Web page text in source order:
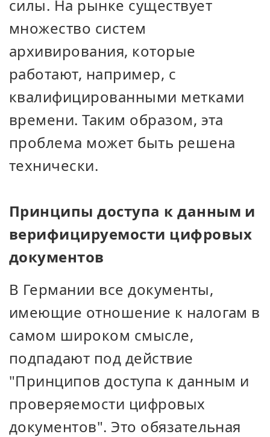
силы. На рынке существует
множество систем
архивирования, которые
работают, например, с
квалифицированными метками
времени. Таким образом, эта
проблема может быть решена
технически.
Принципы доступа к данным и
верифицируемости цифровых
документов
В Германии все документы,
имеющие отношение к налогам в
самом широком смысле,
подпадают под действие
"Принципов доступа к данным и
проверяемости цифровых
документов". Это обязательная